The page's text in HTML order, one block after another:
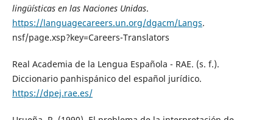
lingüísticas en las Naciones Unidas.
https://languagecareers.un.org/dgacm/Langs.
nsf/page.xsp?key=Careers-Translators
Real Academia de la Lengua Española - RAE. (s. f.).
Diccionario panhispánico del español jurídico.
https://dpej.rae.es/